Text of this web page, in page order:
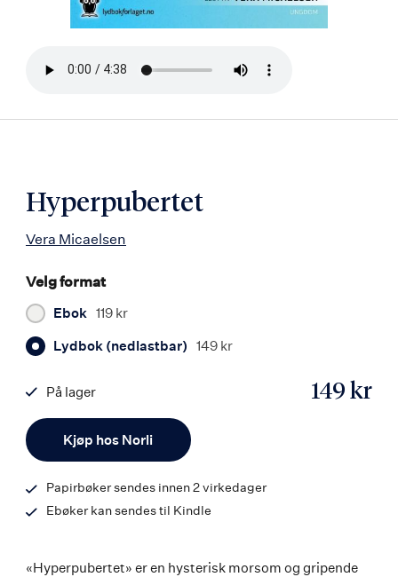
Hyperpubertet
Vera Micaelsen
Velg format
Ebok 119 kr
Lydbok (nedlastbar) 149 kr
Kjøp hos Norli
149 kr
På lager
9788242165121
Papirbøker sendes innen 2 virkedager
Ebøker kan sendes til Kindle
«Hyperpubertet» er en hysterisk morsom og gripende